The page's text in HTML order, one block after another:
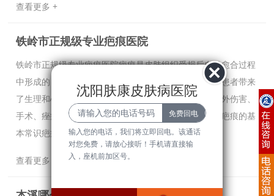
查看更多 +
铁岭市正规级专业疤痕医院
铁岭市正规级专业疤痕医院疤痕是皮肤组织受损后自然愈合过程
中形成的，通常表现为皮肤表面颜色、质地的改变，给患者带来
了生理和心理上的困扰。在日常生活中，许多人因为意外伤害、
手术、痤疮等原因留下了疤痕，影响了美观和自信心。疤痕的基
本常识疤痕的形成...
查看更多 +
沈阳肤康皮肤病医院
输入您的电话，我们将立即回电。该通话
对您免费，请放心接听！手机请直接输
入，座机前加区号。